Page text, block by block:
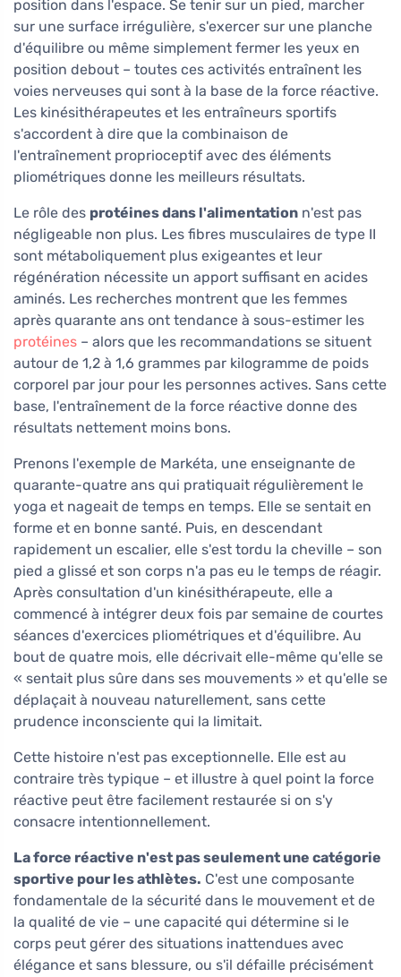
position dans l'espace. Se tenir sur un pied, marcher
sur une surface irrégulière, s'exercer sur une planche
d'équilibre ou même simplement fermer les yeux en
position debout – toutes ces activités entraînent les
voies nerveuses qui sont à la base de la force réactive.
Les kinésithérapeutes et les entraîneurs sportifs
s'accordent à dire que la combinaison de
l'entraînement proprioceptif avec des éléments
pliométriques donne les meilleurs résultats.
Le rôle des protéines dans l'alimentation n'est pas
négligeable non plus. Les fibres musculaires de type II
sont métaboliquement plus exigeantes et leur
régénération nécessite un apport suffisant en acides
aminés. Les recherches montrent que les femmes
après quarante ans ont tendance à sous-estimer les
protéines – alors que les recommandations se situent
autour de 1,2 à 1,6 grammes par kilogramme de poids
corporel par jour pour les personnes actives. Sans cette
base, l'entraînement de la force réactive donne des
résultats nettement moins bons.
Prenons l'exemple de Markéta, une enseignante de
quarante-quatre ans qui pratiquait régulièrement le
yoga et nageait de temps en temps. Elle se sentait en
forme et en bonne santé. Puis, en descendant
rapidement un escalier, elle s'est tordu la cheville – son
pied a glissé et son corps n'a pas eu le temps de réagir.
Après consultation d'un kinésithérapeute, elle a
commencé à intégrer deux fois par semaine de courtes
séances d'exercices pliométriques et d'équilibre. Au
bout de quatre mois, elle décrivait elle-même qu'elle se
« sentait plus sûre dans ses mouvements » et qu'elle se
déplaçait à nouveau naturellement, sans cette
prudence inconsciente qui la limitait.
Cette histoire n'est pas exceptionnelle. Elle est au
contraire très typique – et illustre à quel point la force
réactive peut être facilement restaurée si on s'y
consacre intentionnellement.
La force réactive n'est pas seulement une catégorie
sportive pour les athlètes. C'est une composante
fondamentale de la sécurité dans le mouvement et de
la qualité de vie – une capacité qui détermine si le
corps peut gérer des situations inattendues avec
élégance et sans blessure, ou s'il défaille précisément